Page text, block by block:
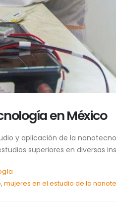
en México
y aplicación de la
superiores en diversas
, mujeres en el estudio de la